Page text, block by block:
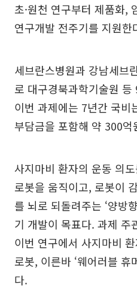
초·원천 연구부터 제품화,
연구개발 전주기를 지원한
세브란스병원과 강남세브
로 대구경북과학기술원
이번 과제에는 7년간 국
부담금을 포함해 약 300억
사지마비 환자의 운동 의
로봇을 움직이고, 로봇이
를 뇌로 되돌려주는 ‘양방
기 개발이 목표다. 과제 주
이번 연구에서 사지마비
로봇, 이른바 ‘웨어러블 휴
다.